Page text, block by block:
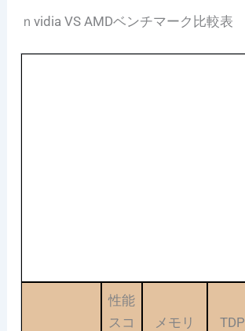
ｎvidia VS AMDベンチマーク比較表
性能
スコ
メモリ TDP